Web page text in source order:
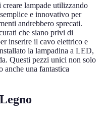
lampade utilizzando
e innovativo per
andrebbero sprecati.
che siano privi di
inserire il cavo elettrico e
la lampadina a LED,
Questi pezzi unici non solo
anche una fantastica